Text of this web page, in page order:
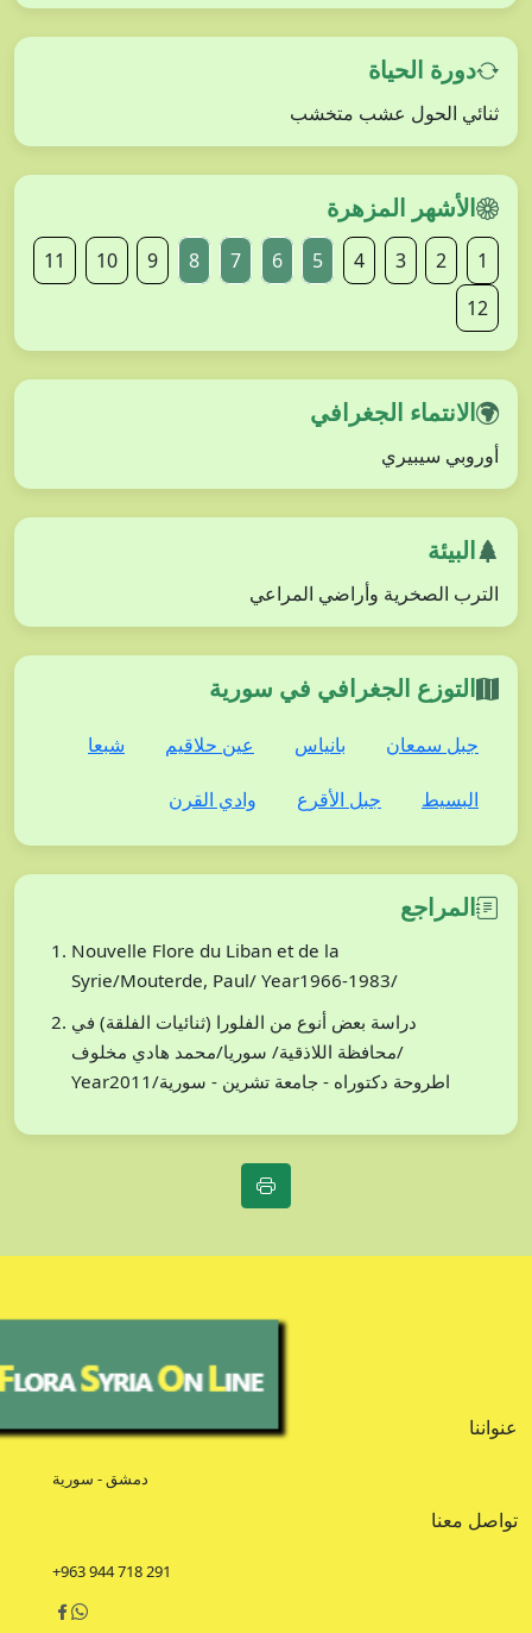
دورة الحياة
ثنائي الحول عشب متخشب
الأشهر المزهرة
1
2
3
4
5
6
7
8
9
10
11
12
الانتماء الجغرافي
أوروبي سيبيري
البيئة
الترب الصخرية وأراضي المراعي
التوزع الجغرافي في سورية
جبل سمعان بانياس عين حلاقيم شبعا
البسيط جبل الأقرع وادي القرن
المراجع
Nouvelle Flore du Liban et de la
Syrie/Mouterde, Paul/ Year1966-1983/
دراسة بعض أنوع من الفلورا (ثنائيات الفلقة) في
محافظة اللاذقية/ سوريا/محمد هادي مخلوف/
Year2011/اطروحة دكتوراه - جامعة تشرين - سورية
عنواننا
دمشق - سورية
تواصل معنا
+963 944 718 291